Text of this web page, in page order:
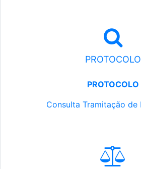
PROTOCOLO
PROTOCOLO
Consulta Tramitação de